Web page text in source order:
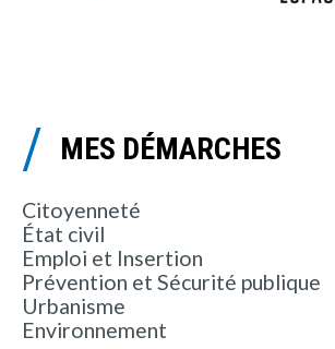
MES DÉMARCHES
Citoyenneté
État civil
Emploi et Insertion
Prévention et Sécurité publique
Urbanisme
Environnement